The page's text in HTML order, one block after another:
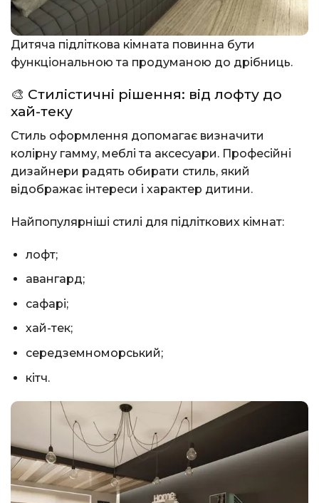
Дитяча підліткова кімната повинна бути
функціональною та продуманою до дрібниць.
🎨 Стилістичні рішення: від лофту до
хай-теку
Стиль оформлення допомагає визначити
колірну гамму, меблі та аксесуари. Професійні
дизайнери радять обирати стиль, який
відображає інтереси і характер дитини.
Найпопулярніші стилі для підліткових кімнат:
лофт;
авангард;
сафарі;
хай-тек;
середземноморський;
кітч.